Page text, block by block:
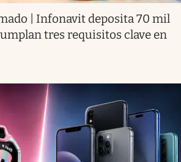
| Infonavit deposita 70 mil
tres requisitos clave en